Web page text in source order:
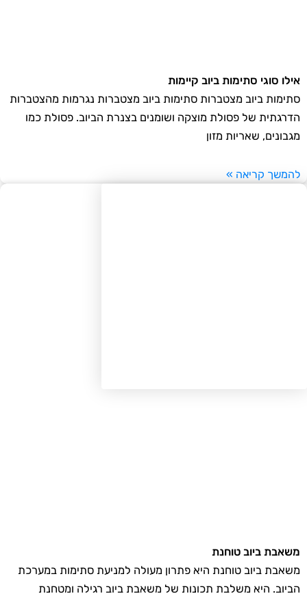
סוגי סתימות ביוב קיימות
ביוב מצטברות סתימות ביוב מצטברות נגרמות מהצטברות
של פסולת מוצקה ושומנים בצנרת הביוב. פסולת כמו
שאריות מזון
קריאה »
ביוב טוחנת
ביוב טוחנת היא פתרון מעולה למניעת סתימות במערכת
היא משלבת תכונות של משאבת ביוב רגילה ומטחנת